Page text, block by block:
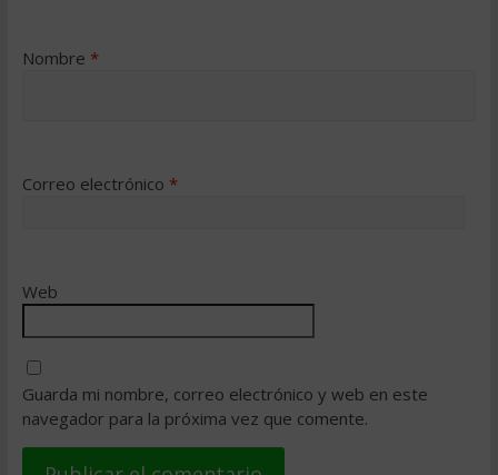
Nombre *
Correo electrónico *
Web
Guarda mi nombre, correo electrónico y web en este
navegador para la próxima vez que comente.